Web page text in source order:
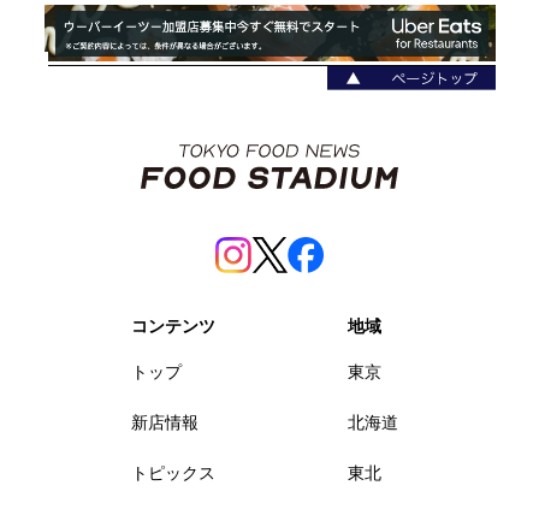
コンテンツ
トップ
新店情報
トピックス
地域
東京
北海道
東北